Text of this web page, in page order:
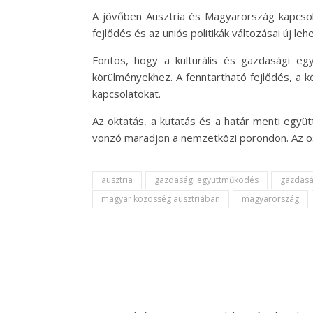
A jövőben Ausztria és Magyarország
fejlődés és az uniós politikák változásai új
Fontos, hogy a kulturális és gazdasági
körülményekhez. A fenntartható fejlődés, a
kapcsolatokat.
Az oktatás, a kutatás és a határ menti
vonzó maradjon a nemzetközi porondon. Az
ausztria gazdasági együttműködés
magyar közösség ausztriában
magyarország